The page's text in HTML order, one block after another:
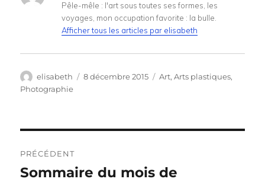
Pêle-mêle : l'art sous toutes ses formes, les
voyages, mon occupation favorite : la bulle.
Afficher tous les articles par elisabeth
Auteur
elisabeth
Publié
8 décembre 2015 Catégories
Art,Arts plastiques,
Photographie
de
PRÉCÉDENT
Publication
Sommaire du mois de